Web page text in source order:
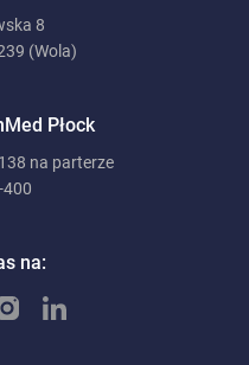
8
(Wola)
Płock
na parterze
400
na: